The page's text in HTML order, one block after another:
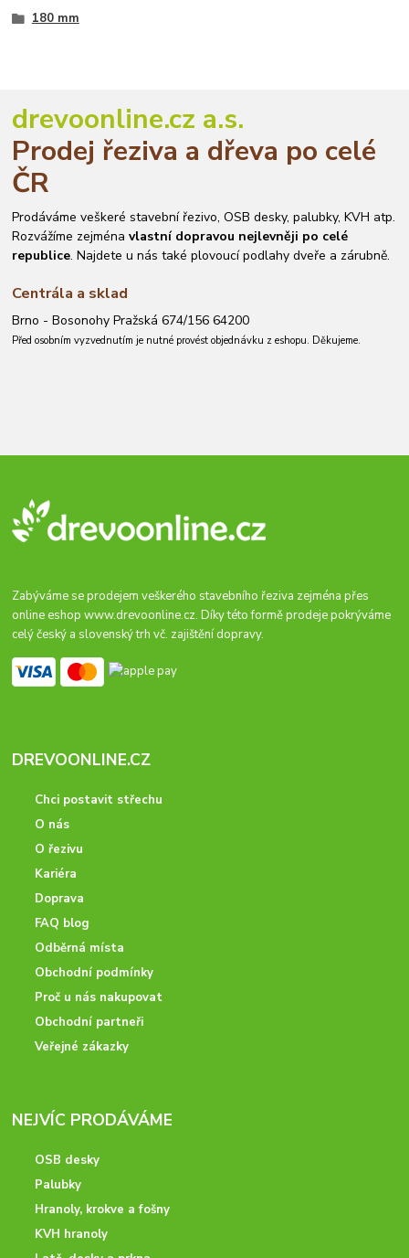
180 mm
drevoonline.cz a.s.
Prodej řeziva a dřeva po celé
ČR
Prodáváme veškeré stavební řezivo, OSB desky, palubky, KVH atp.
Rozvážíme zejménavlastní dopravou nejlevněji po celé
republice. Najdete u nás také plovoucí podlahy dveře a zárubně.
Centrála a sklad
Brno - Bosonohy Pražská 674/156 64200
Před osobním vyzvednutím je nutné provést objednávku z eshopu. Děkujeme.
Zabýváme se prodejem veškerého stavebního řeziva zejména přes
online eshopwww.drevoonline.cz. Díky této formě prodeje pokrýváme
celý český a slovenský trh vč. zajištění dopravy.
DREVOONLINE.CZ
Chci postavit střechu
O nás
O řezivu
Kariéra
Doprava
FAQ blog
Odběrná místa
Obchodní podmínky
Proč u nás nakupovat
Obchodní partneři
Veřejné zákazky
NEJVÍC PRODÁVÁME
OSB desky
Palubky
Hranoly, krokve a fošny
KVH hranoly